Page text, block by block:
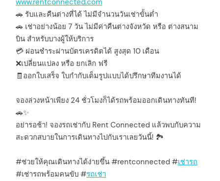
www.rentconnected.com
🚗 รับและคืนต่างที่ได้ ไม่มีจำนวนวันเช่าขั้นต่ำ
🚗 เช่าอย่างน้อย 7 วัน ไม่มีค่าคืนต่างจังหวัด หรือ ต่างสนาม
บิน สำหรับบางผู้ให้บริการ
💳 ผ่อนชำระผ่านบัตรเครดิตได้ สูงสุด 10 เดือน
❌เปลี่ยนแปลง หรือ ยกเลิก ฟรี
🧾ออกใบเสร็จ ใบกำกับเต็มรูปแบบได้ปรึกษาทีมงานได้
จองล่วงหน้าเพียง 24 ชั่วโมงก็ได้รถพร้อมออกเดินทางทันที!
🚗✨
อย่ารอช้า! จองรถเช่ากับ Rent Connected แล้วพบกับความ
สะดวกสบายในการเดินทางไปกับเราเลยวันนี้! 🏞️
#ช่วยให้คุณเดินทางได้ง่ายขึ้น #rentconnected #เช่ารถ
#เช่ารถพร้อมคนขับ #รถเช่า